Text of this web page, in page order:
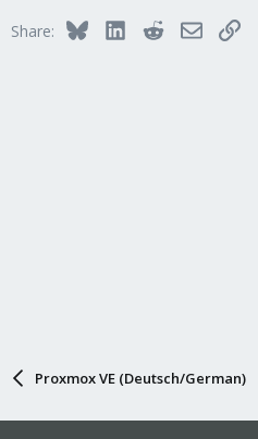
o
Share: BlueskyLinkedInRedditEmailLink
Proxmox VE (Deutsch/German)